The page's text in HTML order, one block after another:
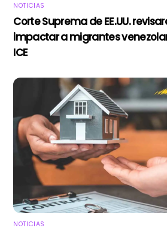
NOTICIAS
Corte Suprema de EE.UU.
impactar a migrantes
ICE
NOTICIAS